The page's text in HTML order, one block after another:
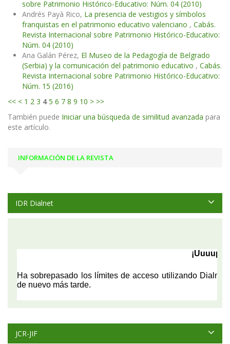
sobre Patrimonio Histórico-Educativo: Núm. 04 (2010)
Andrés Payà Rico, La presencia de vestigios y símbolos
franquistas en el patrimonio educativo valenciano , Cabás.
Revista Internacional sobre Patrimonio Histórico-Educativo:
Núm. 04 (2010)
Ana Galán Pérez, El Museo de la Pedagogía de Belgrado
(Serbia) y la comunicación del patrimonio educativo , Cabás.
Revista Internacional sobre Patrimonio Histórico-Educativo:
Núm. 15 (2016)
<< < 1 2 3 4 5 6 7 8 9 10 > >>
También puede Iniciar una búsqueda de similitud avanzada para
este artículo.
INFORMACIÓN DE LA REVISTA
IDR Dialnet
JCR-JIF